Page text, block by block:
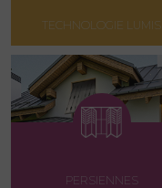
TECHNOLOGIE LUMIS
PERSIENNES